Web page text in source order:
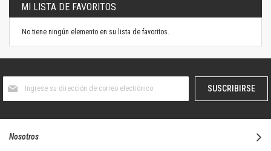
MI LISTA DE FAVORITOS
No tiene ningún elemento en su lista de favoritos.
boletín
SUSCRIBIRSE
Nosotros